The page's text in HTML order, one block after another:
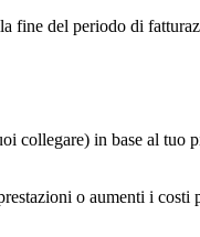
fine del periodo di
in base al tuo
o aumenti i costi